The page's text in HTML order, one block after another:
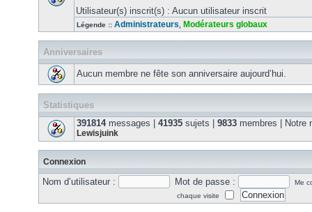
Utilisateur(s) inscrit(s) : Aucun utilisateur inscrit
Légende :: Administrateurs Modérateurs globaux
Anniversaires
Aucun membre ne fête son anniversaire aujourd’hui.
Statistiques
391814messages | 41935 sujets | 9833 membres | Notre
Lewisjuink
Connexion
Nom d’utilisateur : Mot de passe :
Me
chaque visite